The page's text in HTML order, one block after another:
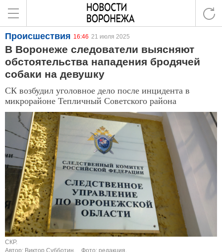
Происшествия 16:46 21 июля 2025
В Воронеже следователи выясняют
обстоятельства нападения бродячей
собаки на девушку
СК возбудил уголовное дело после инцидента в
микрорайоне Тепличный Советского района
СКР.